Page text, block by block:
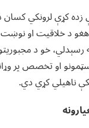
کړې لرونکي کسان
د خلاقیت او
رسېدلي، خو د
او تخصص پر
ناهیلي کړي دي.